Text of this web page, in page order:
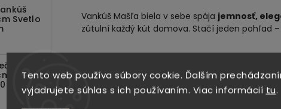
Tento web používa súbory cookie. Ďalším
vyjadrujete súhlas s ich používaním. Viac informácií tu.
Svetlo
Biela
cm
Vankúš Mašľa biela v sebe spája jemnosť,
zútulní každý kút domova. Stačí jeden pohľad
SÚVISIACI TOVAR